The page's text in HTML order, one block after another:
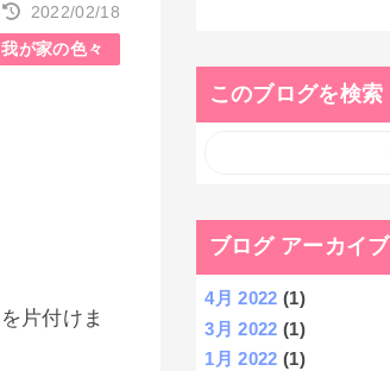
2022/02/18
我が家の色々
片付けま
このブログを検索
ブログ アーカイブ
4月 2022 (1)
3月 2022 (1)
1月 2022 (1)